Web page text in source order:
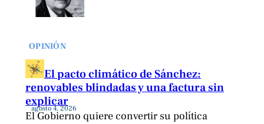
OPINIÓN
El pacto climático de Sánchez:
renovables blindadas y una factura sin
explicar
agosto 4, 2026
El Gobierno quiere convertir su política